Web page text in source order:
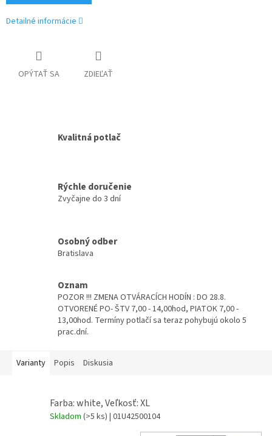
Detailné informácie
OPÝTAŤ SA ZDIEĽAŤ
Kvalitná potlač
Rýchle doručenie
Zvyčajne do 3 dní
Osobný odber
Bratislava
Oznam
POZOR !!! ZMENA OTVÁRACÍCH HODÍN : DO 28.8.
OTVORENÉ PO- ŠTV 7,00 - 14,00hod, PIATOK 7,00 -
13,00hod. Termíny potlačí sa teraz pohybujú okolo 5
prac.dní.
Varianty Popis Diskusia
Farba: white, Veľkosť: XL
Skladom (>5 ks) | 01U42500104